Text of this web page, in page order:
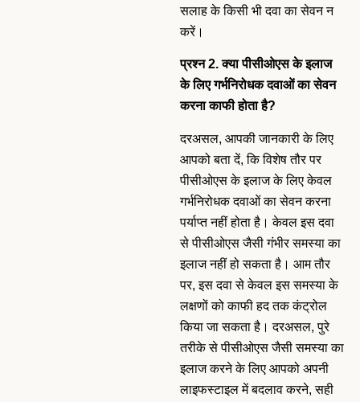
सलाह के किसी भी दवा का सेवन न
करें।
प्रश्न 2. क्या पीसीओएस के इलाज
के लिए गर्भनिरोधक दवाओं का सेवन
करना काफी होता है?
दरअसल, आपकी जानकारी के लिए
आपको बता दें, कि विशेष तौर पर
पीसीओएस के इलाज के लिए केवल
गर्भनिरोधक दवाओं का सेवन करना
पर्याप्त नहीं होता है। केवल इस दवा
से पीसीओएस जैसी गंभीर समस्या का
इलाज नहीं हो सकता है। आम तौर
पर, इस दवा से केवल इस समस्या के
लक्षणों को काफी हद तक कंट्रोल
किया जा सकता है। दरअसल, पुरे
तरीके से पीसीओएस जैसी समस्या का
इलाज करने के लिए आपको अपनी
लाइफस्टाइल में बदलाव करने, सही